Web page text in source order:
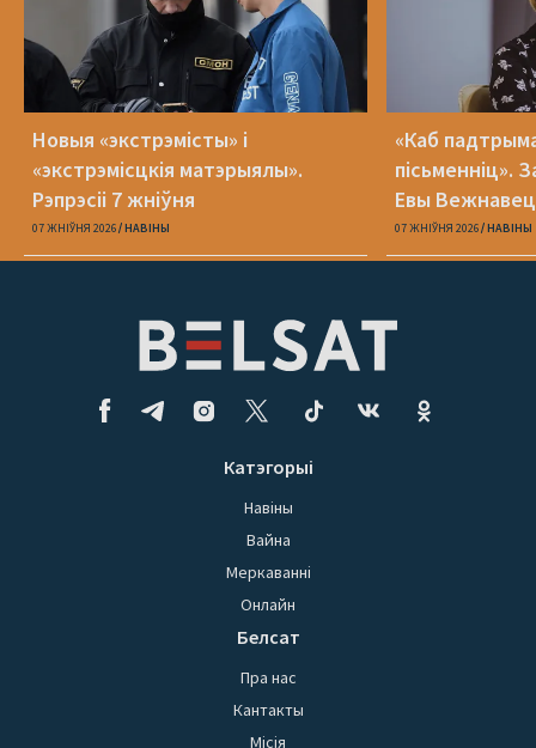
Новыя «экстрэмісты» і
«экстрэмісцкія матэрыялы».
Рэпрэсіі 7 жніўня
07 ЖНІЎНЯ 2026 НАВІНЫ
«Каб
пісьменніц».
Евы Вежнавец
07 ЖНІЎНЯ 2026 НАВІНЫ
Катэгорыі
Навіны
Вайна
Меркаванні
Онлайн
Белсат
Пра нас
Кантакты
Місія